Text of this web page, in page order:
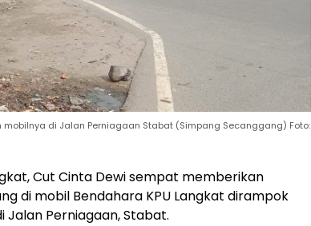
mobilnya di Jalan Perniagaan Stabat (Simpang Secanggang) Foto:
Cut Cinta Dewi sempat memberikan
di mobil Bendahara KPU Langkat dirampok
Jalan Perniagaan, Stabat.